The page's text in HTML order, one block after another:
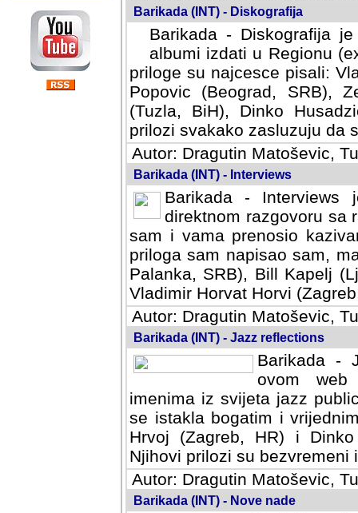
Barikada (INT) - Diskografija
Barikada - Diskografija
albumi izdati u Regionu
priloge su najcesce pisali:
Popovic (Beograd, SRB),
(Tuzla, BiH), Dinko
prilozi svakako zasluzuju da
Autor: Dragutin Matoševic,
Barikada (INT) - Interviews
Barikada -
direktnom razgovoru sa
sam i vama prenosio
priloga sam napisao sam,
Palanka, SRB), Bill Kapelj
Vladimir Horvat Horvi
Autor: Dragutin Matoševic,
Barikada (INT) - Jazz reflections
Barikada -
ovom web
imenima iz svijeta jazz
se istakla bogatim i
Hrvoj (Zagreb, HR) i
Njihovi prilozi su bezvremeni
Autor: Dragutin Matoševic,
Barikada (INT) - Nove nade